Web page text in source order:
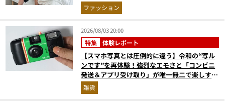
ファッション
2026/08/03 20:00
特集 体験レポート
【スマホ写真とは圧倒的に違う】令和の“写ル
ンです”を再体験！強烈なエモさと「コンビニ
発送＆アプリ受け取り」が唯一無二で楽しすぎ
た雑貨